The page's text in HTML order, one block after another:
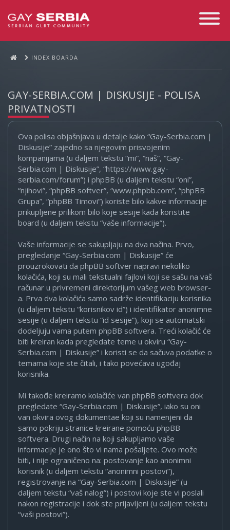
Toggle
INDEX BOARDA
GAY-SERBIA.COM | DISKUSIJE - POLISA
PRIVATNOSTI
Ova polisa objašnjava u detalje kako “Gay-Serbia.com |
Diskusije” zajedno sa njegovim prisvojenim
kompanijama (u daljem tekstu “mi”, “naš”, “Gay-
Serbia.com | Diskusije”, “https://www.gay-
serbia.com/forum”) i phpBB (u daljem tekstu “oni”,
“njihovi”, “phpBB softver”, “www.phpbb.com”, “phpBB
Grupa”, “phpBB Timovi”) koriste bilo kakve informacije
prikupljene prilikom bilo koje sesije kada koristite
board (u daljem tekstu “vaše informacije”).
Vaše informacije se sakupljaju na dva načina. Prvo,
pregledanje “Gay-Serbia.com | Diskusije” će
prouzrokovati da phpBB softver napravi nekoliko
kolačića, koji su mali tekstualni fajlovi koji se sašu na vaš
računar u privremeni direktorijum vašeg web browser-
a. Prva dva kolačića samo sadrže identifikaciju korisnika
(u daljem tekstu “korisnikov id”) i identifikator anonimne
sesije (u daljem tekstu “id sesije”), koji se automatski
dodeljuju vama putem phpBB softvera. Treći kolačić će
biti kreiran kada pregledate teme u okviru “Gay-
Serbia.com | Diskusije” i koristi se da sačuva podatke o
temama koje ste čitali, i tako povećava ugođaj
korisnika.
Mi takođe kreiramo kolačiće van phpBB softvera dok
pregledate “Gay-Serbia.com | Diskusije”, iako su oni
van okvira ovog dokumentae koji su namenjeni da
samo pokriju stranice kreirane pomoću phpBB
softvera. Drugi način na koji sakupljamo vaše
informacije je ono što vi nama pošaljete. Ovo može
biti, i nije ograničeno na: postovanje kao anonimni
korisnik (u daljem tekstu “anonimni postovi”),
registrovanje na “Gay-Serbia.com | Diskusije” (u
daljem tekstu “vaš nalog”) i postovi koje ste vi poslali
nakon registracije i dok ste prijavljeni (u daljem tekstu
“vaši postovi”).